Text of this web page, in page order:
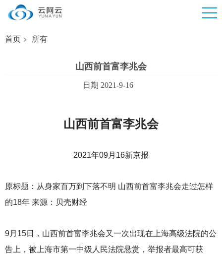
首页 所有
山西前首富李兆会
日期 2021-9-16
山西前首富李兆会
2021年09月16新京报
原标题：从身家百万到下落不明 山西前首富李兆会走过怎样
的18年 来源：贝壳财经
9月15日，山西前首富李兆会又一次出现在上海高级法院的公
告上，被上海市第一中级人民法院悬赏，举报者最高可获